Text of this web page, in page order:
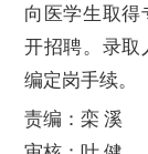
向医学生取得
开招聘。录取
编定岗手续。
责编：栾 溪